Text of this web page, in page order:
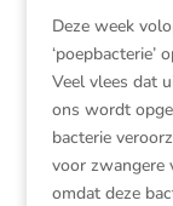
Deze week
‘poepbacterie’
Veel vlees dat
ons wordt
bacterie
voor zwangere
omdat deze